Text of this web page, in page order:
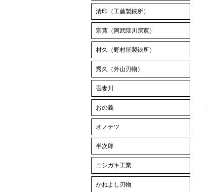
清印（工藤製鋏所）
宗寛（阿武隈川宗寛）
村久（野村屋製鋏所）
秀久（外山刃物）
吾妻川
おの義
オノテツ
半次郎
ニシガキ工業
かねよし刃物